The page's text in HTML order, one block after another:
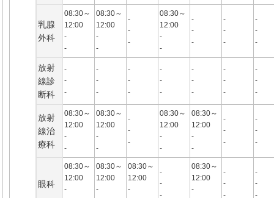
乳腺
外科
08:30～
12:00
-
-
08:30～
12:00
-
-
-
-
-
08:30～
12:00
-
-
-
-
-
-
-
-
-
-
-
放射
線診
断科
-
-
-
-
-
-
-
-
-
-
-
-
-
-
-
-
-
-
-
-
-
放射
線治
療科
08:30～
12:00
-
-
08:30～
12:00
-
-
-
-
-
08:30～
12:00
-
-
08:30～
12:00
-
-
-
-
-
-
-
-
眼科
08:30～
12:00
-
08:30～
12:00
-
08:30～
12:00
-
-
-
-
08:30～
12:00
-
-
-
-
-
-
-